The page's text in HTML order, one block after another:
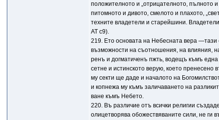
положителното и „отрицателното, пълното
питомното и дивото, смелото и плахото,
техните владетели и старейшини.
АТ с9).
219. Ето основата на Небесната вера —тази
възможности на съотношения, на влияния,
ренъ и догматиченъ пжть, водещъ къмъ
сетне и истинското верую, което пренесено
му секти ще даде и началото на
и копнежа му къмъ заличаването на
ване къмъ Небето.
220. Въ различие отъ всички религии
олицетворява обожествяваните сили, не